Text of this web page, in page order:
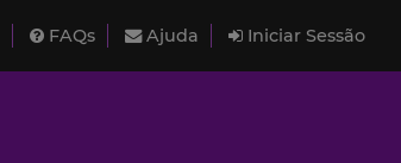
FAQs Ajuda Iniciar Sessão